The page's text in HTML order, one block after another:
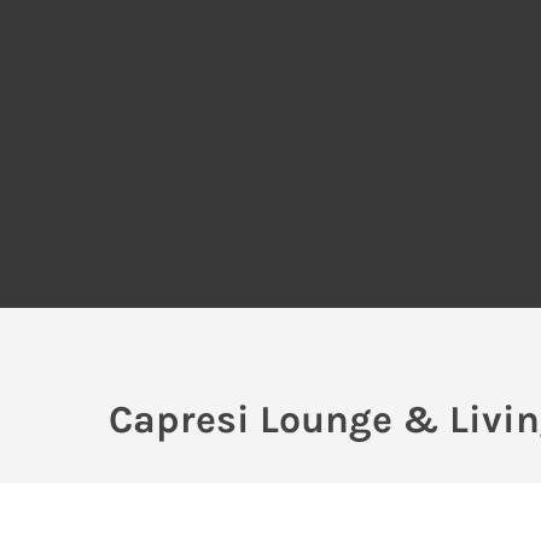
Capresi Lounge &